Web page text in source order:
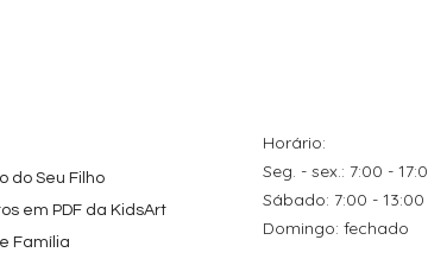
do Seu Filho
em PDF da KidsArt
Família
Horário:
Seg. - sex.: 7:00 -
​​Sábado: 7:00 - 13:00
​Domingo: fechado